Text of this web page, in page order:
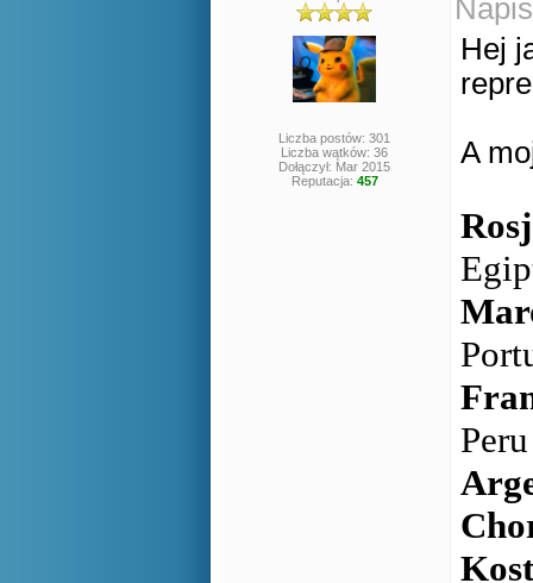
Liczba postów: 301
Liczba wątków: 36
Dołączył: Mar 2015
Reputacja: 457
Hej
A
Peru